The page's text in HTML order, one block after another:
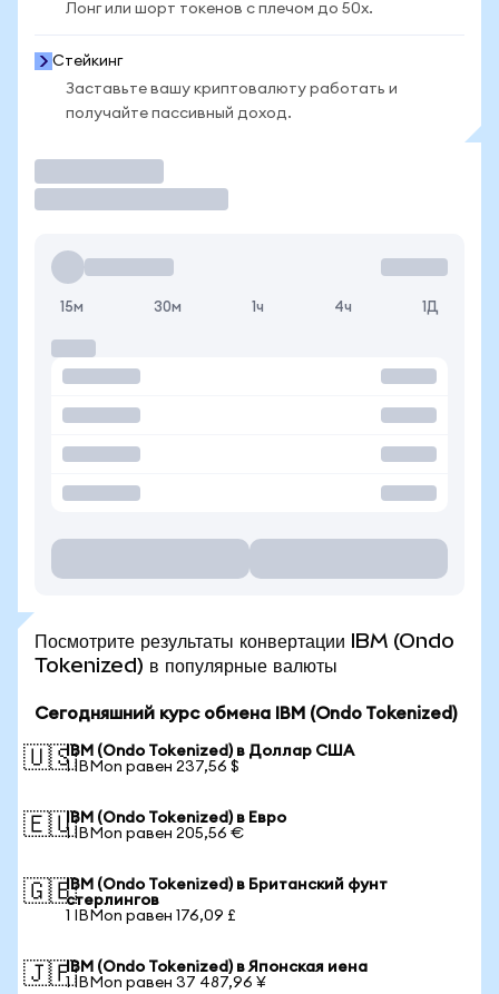
Лонг или шорт токенов с плечом до 50x.
Стейкинг
Заставьте вашу криптовалюту работать и
получайте пассивный доход.
15м 30м 1ч 4ч 1Д
Посмотрите результаты конвертации IBM (Ondo
Tokenized) в популярные валюты
Сегодняшний курс обмена IBM (Ondo Tokenized)
🇺🇸IBM (Ondo Tokenized) в Доллар США
1 IBMon равен 237,56 $
🇪🇺IBM (Ondo Tokenized) в Евро
1 IBMon равен 205,56 €
🇬🇧IBM (Ondo Tokenized) в Британский фунт
стерлингов
1 IBMon равен 176,09 £
🇯🇵IBM (Ondo Tokenized) в Японская иена
1 IBMon равен 37 487,96 ¥